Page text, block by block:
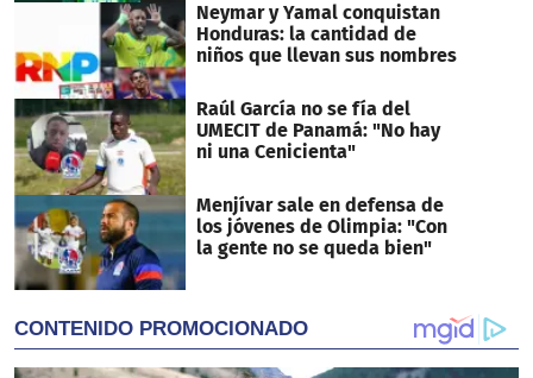
Neymar y Yamal conquistan
Honduras: la cantidad de
niños que llevan sus nombres
Raúl García no se fía del
UMECIT de Panamá: "No hay
ni una Cenicienta"
Menjívar sale en defensa de
los jóvenes de Olimpia: "Con
la gente no se queda bien"